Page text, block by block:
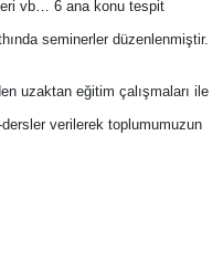
vb… 6 ana konu tespit
seminerler düzenlenmiştir.
uzaktan eğitim çalışmaları ile
verilerek toplumumuzun